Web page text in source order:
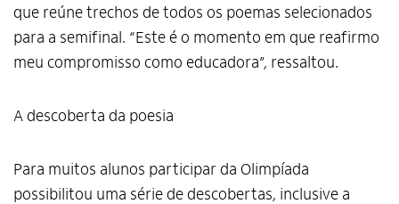
que reúne trechos de todos os poemas selecionados
para a semifinal. “Este é o momento em que reafirmo
meu compromisso como educadora”, ressaltou.
A descoberta da poesia
Para muitos alunos participar da Olimpíada
possibilitou uma série de descobertas, inclusive a